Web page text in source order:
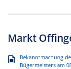
Markt
Bekanntmachung
Bügermeisters am